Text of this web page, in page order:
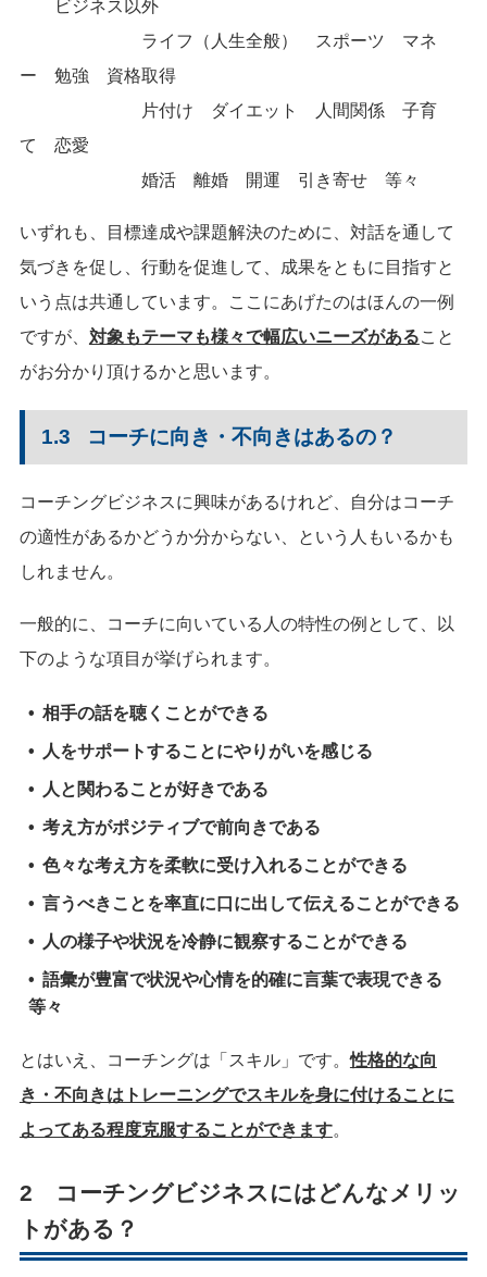
ビジネス以外
ライフ（人生全般） スポーツ マネ
ー 勉強 資格取得
片付け ダイエット 人間関係 子育
て 恋愛
婚活 離婚 開運 引き寄せ 等々
いずれも、目標達成や課題解決のために、対話を通して
気づきを促し、行動を促進して、成果をともに目指すと
いう点は共通しています。ここにあげたのはほんの一例
ですが、 対象もテーマも様々で幅広いニーズがあること
がお分かり頂けるかと思います。
1.3 コーチに向き・不向きはあるの？
コーチングビジネスに興味があるけれど、自分はコーチ
の適性があるかどうか分からない、という人もいるかも
しれません。
一般的に、コーチに向いている人の特性の例として、以
下のような項目が挙げられます。
相手の話を聴くことができる
人をサポートすることにやりがいを感じる
人と関わることが好きである
考え方がポジティブで前向きである
色々な考え方を柔軟に受け入れることができる
言うべきことを率直に口に出して伝えることができる
人の様子や状況を冷静に観察することができる
語彙が豊富で状況や心情を的確に言葉で表現できる
等々
とはいえ、コーチングは「スキル」です。性格的な向
き・不向きはトレーニングでスキルを身に付けることに
よってある程度克服することができます。
2 コーチングビジネスにはどんなメリッ
トがある？